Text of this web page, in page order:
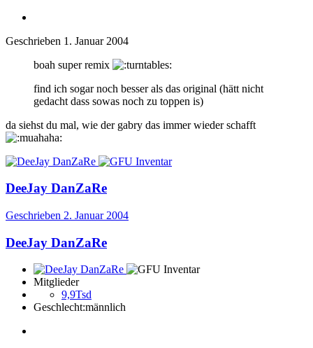
Geschrieben 1. Januar 2004
boah super remix
find ich sogar noch besser als das original (hätt nicht
gedacht dass sowas noch zu toppen is)
da siehst du mal, wie der gabry das immer wieder schafft
DeeJay DanZaRe
Geschrieben 2. Januar 2004
DeeJay DanZaRe
Mitglieder
9,9Tsd
Geschlecht:männlich